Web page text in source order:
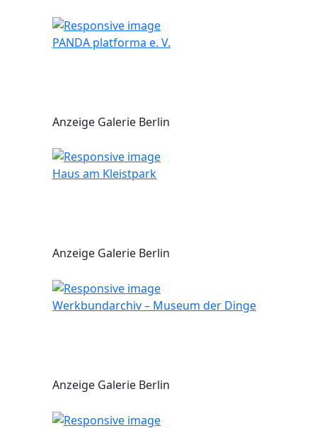
PANDA platforma e. V.
Anzeige Galerie Berlin
Haus am Kleistpark
Anzeige Galerie Berlin
Werkbundarchiv – Museum der Dinge
Anzeige Galerie Berlin